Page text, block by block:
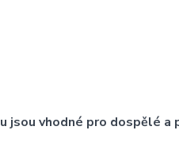
jsou vhodné pro dospělé